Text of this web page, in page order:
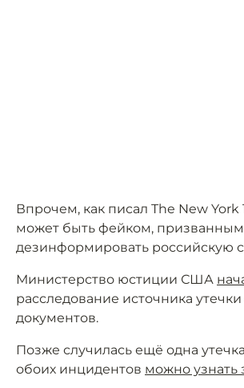
Впрочем, как писал The New York
может быть фейком, призванным
дезинформировать российскую
Министерство юстиции США
расследование источника
документов.
Позже случилась ещё одна
обоих инцидентов можно узнать